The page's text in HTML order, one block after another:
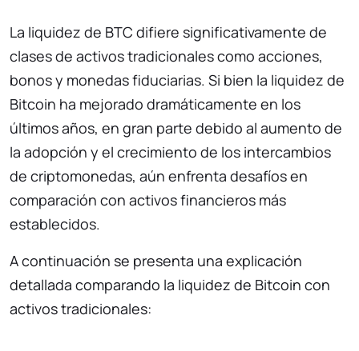
La liquidez de BTC difiere significativamente de
clases de activos tradicionales como acciones,
bonos y monedas fiduciarias. Si bien la liquidez de
Bitcoin ha mejorado dramáticamente en los
últimos años, en gran parte debido al aumento de
la adopción y el crecimiento de los intercambios
de criptomonedas, aún enfrenta desafíos en
comparación con activos financieros más
establecidos.
A continuación se presenta una explicación
detallada comparando la liquidez de Bitcoin con
activos tradicionales: